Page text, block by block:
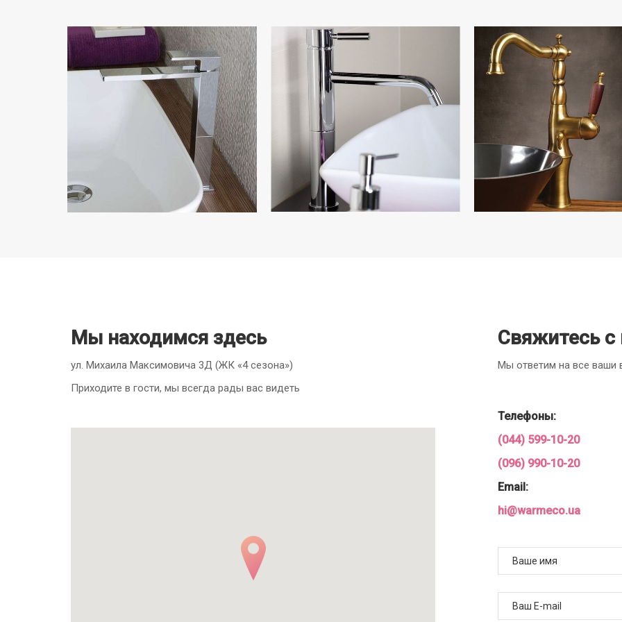
Bugnatese Tetris
Показать коллекцию
Bugnatese Kobuk
Показать коллекцию
Bugnatese
Показать коллекцию
Мы находимся здесь
ул. Михаила Максимовича 3Д (ЖК «4 сезона»)
Приходите в гости, мы всегда рады вас видеть
Свяжитесь с
Мы ответим на все ваши
Телефоны:
(044) 599-10-20
(096) 990-10-20
Email:
hi@warmeco.ua